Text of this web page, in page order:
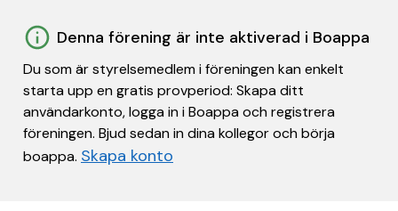
Denna förening är inte aktiverad i Boappa
Du som är styrelsemedlem i föreningen kan enkelt
starta upp en gratis provperiod: Skapa ditt
användarkonto, logga in i Boappa och registrera
föreningen. Bjud sedan in dina kollegor och börja
boappa. Skapa konto